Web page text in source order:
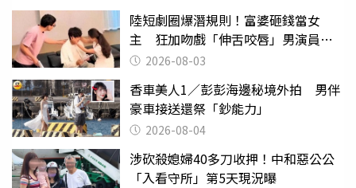
陸短劇圈爆潛規則！富婆砸錢當女
主 狂加吻戲「伸舌咬唇」男演員崩
潰 2026-08-03
香車美人1／彭彭海邊秘境外拍 男伴
豪車接送還祭「鈔能力」
2026-08-04
涉砍殺媳婦40多刀收押！中和惡公公
「入看守所」第5天現況曝